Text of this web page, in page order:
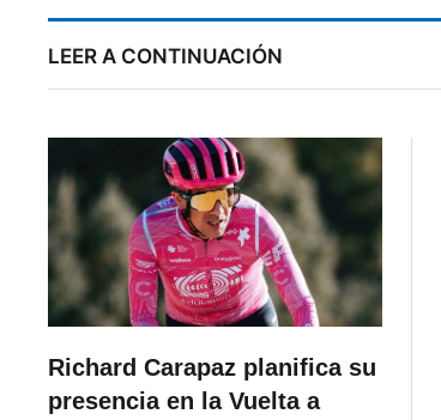
LEER A CONTINUACIÓN
Richard Carapaz planifica su
presencia en la Vuelta a